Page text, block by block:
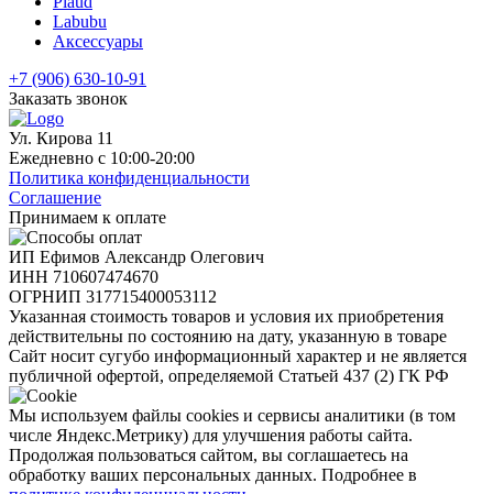
Labubu
Аксессуары
+7 (906) 630-10-91
Заказать звонок
Ул. Кирова 11
Ежедневно с 10:00-20:00
Политика конфиденциальности
Соглашение
Принимаем к оплате
ИП Ефимов Александр Олегович
ИНН 710607474670
ОГРНИП 317715400053112
Указанная стоимость товаров и условия их приобретения
действительны по состоянию на дату, указанную в товаре
Сайт носит сугубо информационный характер и не является
публичной офертой, определяемой Статьей 437 (2) ГК РФ
Мы используем файлы cookies и сервисы аналитики (в том
числе Яндекс.Метрику) для улучшения работы сайта.
Продолжая пользоваться сайтом, вы соглашаетесь на
обработку ваших персональных данных. Подробнее в